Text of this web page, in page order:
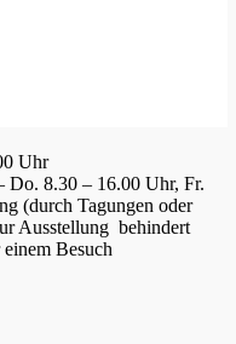
Uhr
Do. 8.30 – 16.00 Uhr, Fr.
(durch Tagungen oder
Ausstellung behindert
Besuch